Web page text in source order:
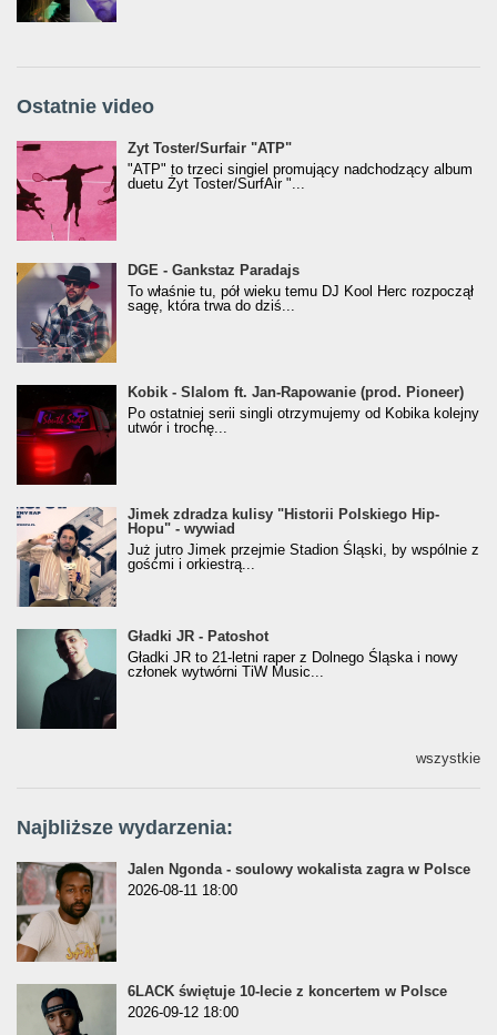
Ostatnie video
Żyt Toster/SurfAir - ATP VIDEO
Żyt Toster/Surfair "ATP"
"ATP" to trzeci singiel promujący nadchodzący album
duetu Żyt Toster/SurfAir "...
donGURALesko z nagrodą za
Klasyczny/Trueschoolowy Album Roku
(Popkillery 2023)
DGE - Gankstaz Paradajs
To właśnie tu, pół wieku temu DJ Kool Herc rozpoczął
sagę, która trwa do dziś...
Kobik - Slalom ft. Jan-Rapowanie (prod. Pioneer)
[Official Music Visualiser]
Kobik - Slalom ft. Jan-Rapowanie (prod. Pioneer)
Po ostatniej serii singli otrzymujemy od Kobika kolejny
utwór i trochę...
Jimek zdradza kulisy "Historii Polskiego Hip-
Hopu" - wywiad
Jimek zdradza kulisy "Historii Polskiego Hip-
Hopu" - wywiad
Już jutro Jimek przejmie Stadion Śląski, by wspólnie z
gośćmi i orkiestrą...
Gładki JR - Patoshot
Gładki JR - Patoshot
Gładki JR to 21-letni raper z Dolnego Śląska i nowy
członek wytwórni TiW Music...
wszystkie
Najbliższe wydarzenia:
Jalen Ngonda - soulowy wokalista zagra w Polsce
2026-08-11 18:00
6LACK świętuje 10-lecie z koncertem w Polsce
2026-09-12 18:00